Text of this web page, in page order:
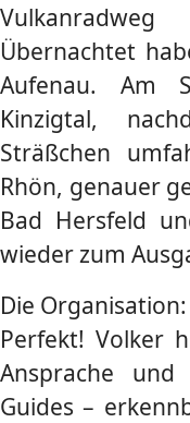
Übernachtet
Aufenau. Am
Kinzigtal,
Sträßchen
Rhön, genauer
Bad Hersfeld
wieder zum
Die Organisation:
Perfekt! Volker
Ansprache
Guides –